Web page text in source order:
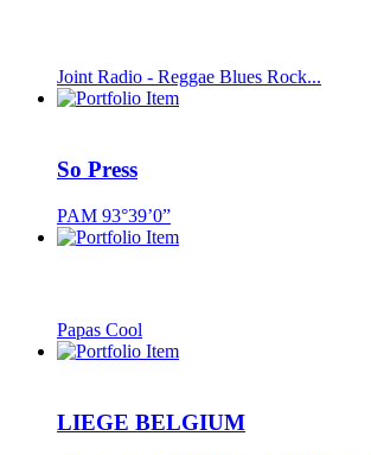
Joint Radio - Reggae Blues Rock...
So Press
PAM 93°39’0”
Papas Cool
LIEGE BELGIUM